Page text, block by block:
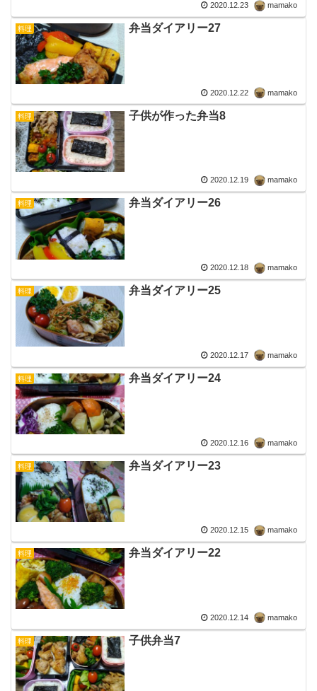
2020.12.23 mamako
料理 弁当ダイアリー27
2020.12.22 mamako
料理 子供が作った弁当8
2020.12.19 mamako
料理 弁当ダイアリー26
2020.12.18 mamako
料理 弁当ダイアリー25
2020.12.17 mamako
料理 弁当ダイアリー24
2020.12.16 mamako
料理 弁当ダイアリー23
2020.12.15 mamako
料理 弁当ダイアリー22
2020.12.14 mamako
料理 子供弁当7